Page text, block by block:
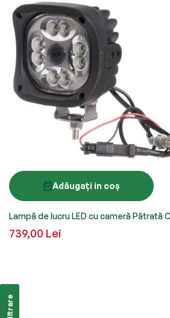
Adăugați in coș
Lampă de lucru LED cu cameră Pătrată
739,00 Lei
Filtrare